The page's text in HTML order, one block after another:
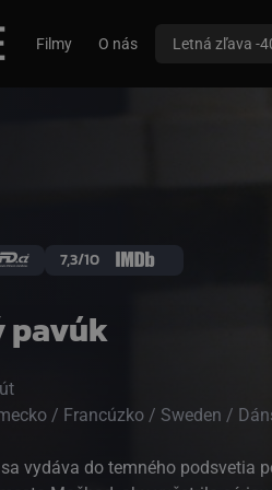
Filmy O nás Letná zľava -
pavúk
7,3/10
/ Francúzko / Sweden /
vydáva do temného podsvetia